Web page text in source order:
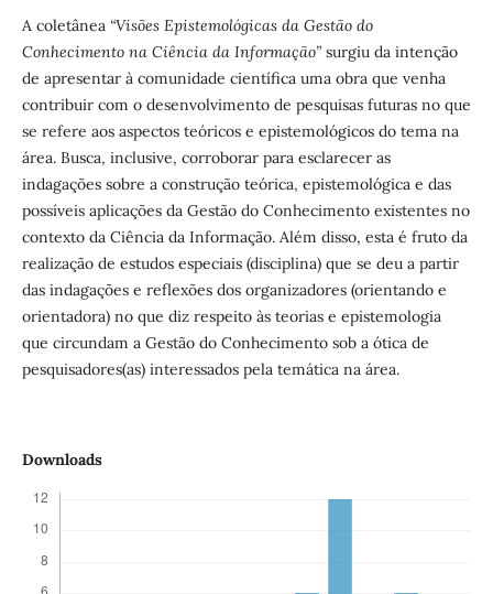
A coletânea “Visões Epistemológicas da Gestão do
Conhecimento na Ciência da Informação”surgiu da intenção
de apresentar à comunidade científica uma obra que venha
contribuir com o desenvolvimento de pesquisas futuras no que
se refere aos aspectos teóricos e epistemológicos do tema na
área. Busca, inclusive, corroborar para esclarecer as
indagações sobre a construção teórica, epistemológica e das
possíveis aplicações da Gestão do Conhecimento existentes no
contexto da Ciência da Informação. Além disso, esta é fruto da
realização de estudos especiais (disciplina) que se deu a partir
das indagações e reflexões dos organizadores (orientando e
orientadora) no que diz respeito às teorias e epistemologia
que circundam a Gestão do Conhecimento sob a ótica de
pesquisadores(as) interessados pela temática na área.
Downloads